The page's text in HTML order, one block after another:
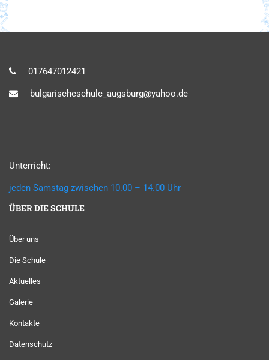
017647012421
bulgarischeschule_augsburg@yahoo.de
Unterricht:
jeden Samstag zwischen 10.00 – 14.00 Uhr
ÜBER DIE SCHULE
Über uns
Die Schule
Aktuelles
Galerie
Kontakte
Datenschutz